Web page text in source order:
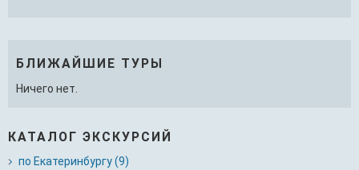
БЛИЖАЙШИЕ ТУРЫ
Ничего нет.
КАТАЛОГ ЭКСКУРСИЙ
по Екатеринбургу (9)